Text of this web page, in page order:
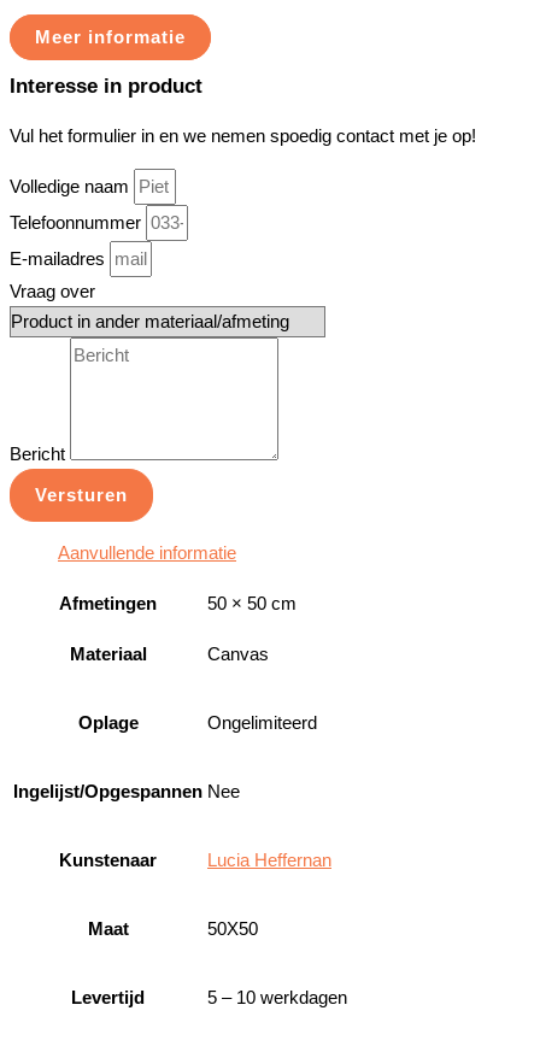
Meer informatie
Interesse in product
Vul het formulier in en we nemen spoedig contact met je op!
Volledige naam
Telefoonnummer
E-mailadres
Vraag over
Bericht
Versturen
Aanvullende informatie
Afmetingen 50 × 50 cm
Materiaal Canvas
Oplage Ongelimiteerd
Ingelijst/Opgespannen Nee
Kunstenaar Lucia Heffernan
Maat 50X50
Levertijd 5 – 10 werkdagen